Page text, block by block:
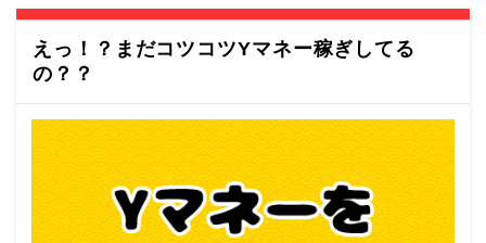
えっ！？まだコツコツYマネー稼ぎしてる
の？？